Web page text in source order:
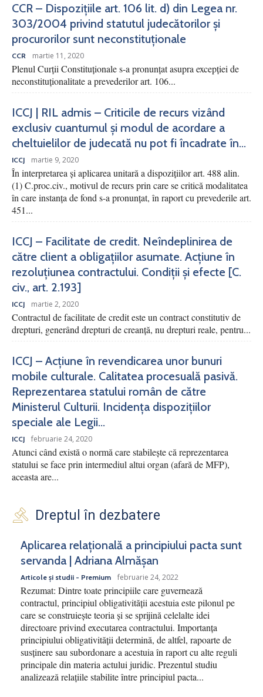
CCR – Dispozițiile art. 106 lit. d) din Legea nr.
303/2004 privind statutul judecătorilor și
procurorilor sunt neconstituționale
CCR martie 11, 2020
Plenul Curții Constituționale s-a pronunțat asupra excepției de
neconstituționalitate a prevederilor art. 106...
ICCJ | RIL admis – Criticile de recurs vizând
exclusiv cuantumul și modul de acordare a
cheltuielilor de judecată nu pot fi încadrate în...
ICCJ martie 9, 2020
În interpretarea și aplicarea unitară a dispozițiilor art. 488 alin.
(1) C.proc.civ., motivul de recurs prin care se critică modalitatea
în care instanța de fond s-a pronunțat, în raport cu prevederile art.
451...
ICCJ – Facilitate de credit. Neîndeplinirea de
către client a obligațiilor asumate. Acțiune în
rezoluțiunea contractului. Condiții și efecte [C.
civ., art. 2.193]
ICCJ martie 2, 2020
Contractul de facilitate de credit este un contract constitutiv de
drepturi, generând drepturi de creanță, nu drepturi reale, pentru...
ICCJ – Acțiune în revendicarea unor bunuri
mobile culturale. Calitatea procesuală pasivă.
Reprezentarea statului român de către
Ministerul Culturii. Incidența dispozițiilor
speciale ale Legii...
ICCJ februarie 24, 2020
Atunci când există o normă care stabilește că reprezentarea
statului se face prin intermediul altui organ (afară de MFP),
aceasta are...
Dreptul în dezbatere
Aplicarea relațională a principiului pacta sunt
servanda | Adriana Almășan
Articole și studii - Premium februarie 24, 2022
Rezumat: Dintre toate principiile care guvernează
contractul, principiul obligativității acestuia este pilonul pe
care se construiește teoria și se sprijină celelalte idei
directoare privind executarea contractului. Importanța
principiului obligativității determină, de altfel, rapoarte de
susținere sau subordonare a acestuia în raport cu alte reguli
principale din materia actului juridic. Prezentul studiu
analizează relațiile stabilite între principiul pacta...